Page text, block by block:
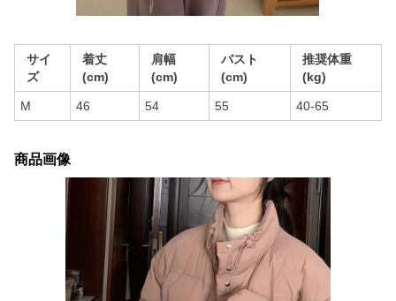
サイ
ズ
着丈
(cm)
肩幅
(cm)
バスト
(cm)
推奨体重
(kg)
M 46 54 55 40-65
商品画像